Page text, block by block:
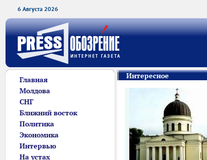
6 Августа 2026
Главная
Молдова
СНГ
Ближний восток
Политика
Экономика
Интервью
На устах
Интересное